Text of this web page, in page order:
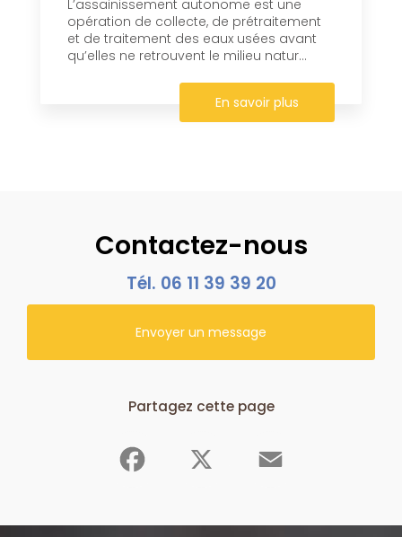
L’assainissement autonome est une
opération de collecte, de prétraitement
et de traitement des eaux usées avant
qu’elles ne retrouvent le milieu natur...
En savoir plus
Contactez-nous
Tél. 06 11 39 39 20
Envoyer un message
Partagez cette page